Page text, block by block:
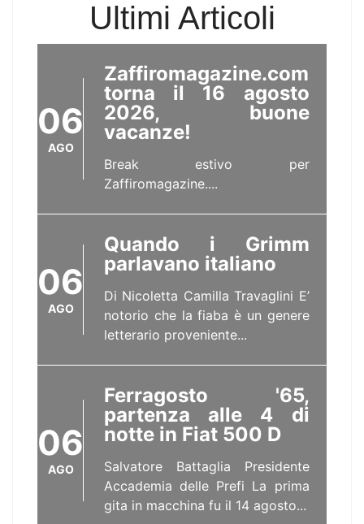
Ultimi Articoli
06
AGO
Zaffiromagazine.com
torna il 16 agosto
2026, buone
vacanze!
Break estivo per
Zaffiromagazine....
06
AGO
Quando i Grimm
parlavano italiano
Di Nicoletta Camilla Travaglini E’
notorio che la fiaba è un genere
letterario proveniente...
06
AGO
Ferragosto '65,
partenza alle 4 di
notte in Fiat 500 D
Salvatore Battaglia Presidente
Accademia delle Prefi La prima
gita in macchina fu il 14 agosto...